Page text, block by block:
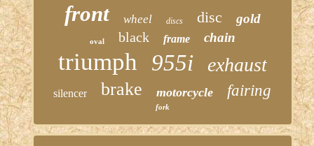
front wheel discs disc gold
oval black frame chain
triumph 955i exhaust
silencer brake motorcycle fairing
fork